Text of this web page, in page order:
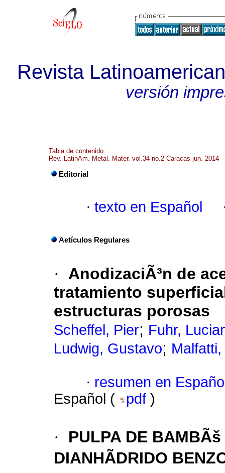
Revista
versión
Tabla de contenido
Rev. LatinAm. Metal. Mater. vol.34 no.2 Caracas jun. 2014
Editorial
· texto en Español
Aetículos Regulares
·
AnodizaciÃ³n de
tratamiento
estructuras porosas
Scheffel, Pier; Fuhr,
Ludwig, Gustavo;
· resumen en
Español (
pdf )
·
PULPA DE
DIANHÃDRIDO